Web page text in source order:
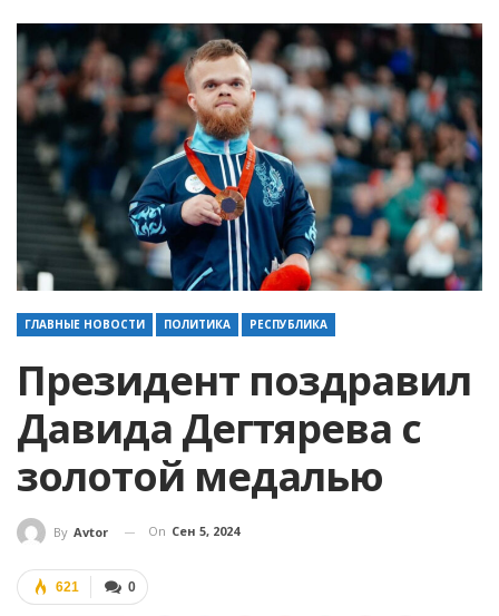
ГЛАВНЫЕ НОВОСТИ ПОЛИТИКА РЕСПУБЛИКА
Президент поздравил
Давида Дегтярева с
золотой медалью
By Avtor On Сен 5, 2024
0
621